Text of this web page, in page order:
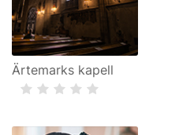
Ärtemarks kapell